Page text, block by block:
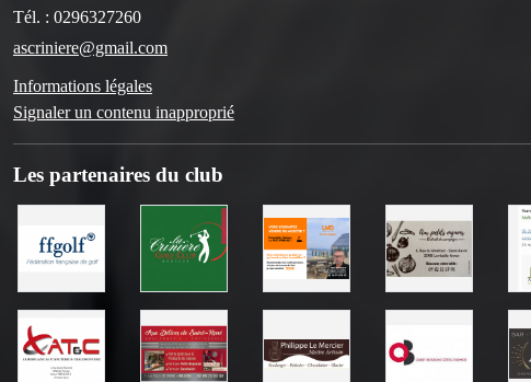
Tél. : 0296327260
ascriniere@gmail.com
Informations légales
Signaler un contenu inapproprié
Les partenaires du club